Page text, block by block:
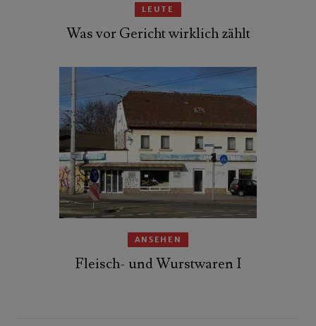
LEUTE
Was vor Gericht wirklich zählt
ANSEHEN
Fleisch- und Wurstwaren I